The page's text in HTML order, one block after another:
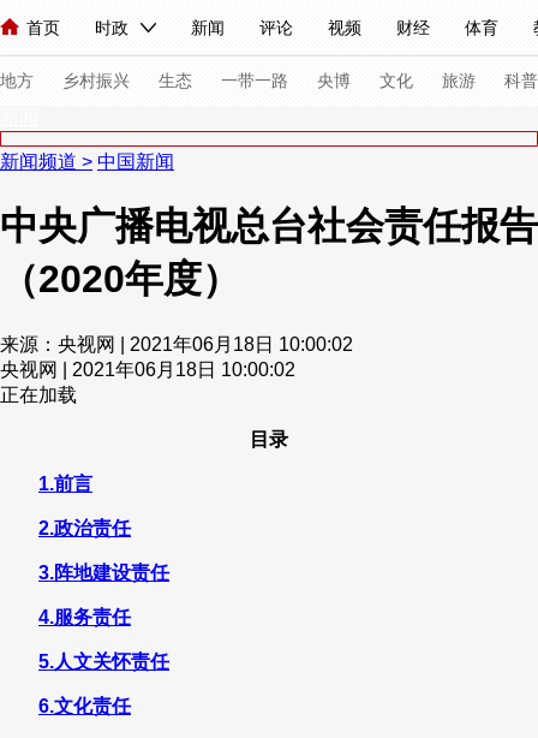
首页 时政 新闻 评论 视频 财经 体育
人民领袖习近平 联播+ 中国领导人 央视快评 习式妙语
直播 栏目大全 节目单 听音 微视频 主持人
海外频道 iPanda English Монгол
地方 乡村振兴 生态 一带一路 央博 文化 旅游 科普
总台春晚 网络春晚
新闻 国内 国际
视频 小央视频 小央直播
体育
VIP会员
财经 教育
大国智造
新闻频道 > 中国新闻
中央广播电视总台社会责任报告
（2020年度）
来源：央视网 | 2021年06月18日 10:00:02
央视网 | 2021年06月18日 10:00:02
正在加载
目录
1.前言
2.政治责任
3.阵地建设责任
4.服务责任
5.人文关怀责任
6.文化责任